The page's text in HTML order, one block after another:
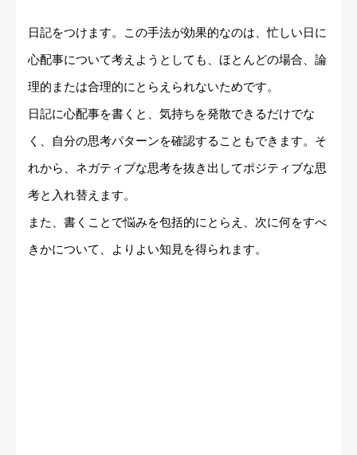
日記をつけます。この手法が効果的なのは、忙しい日に
心配事について考えようとしても、ほとんどの場合、論
理的または合理的にとらえられないためです。
日記に心配事を書くと、気持ちを発散できるだけでな
く、自分の思考パターンを確認することもできます。そ
れから、ネガティブな思考を抜き出してポジティブな思
考と入れ替えます。
また、書くことで悩みを包括的にとらえ、次に何をすべ
きかについて、よりよい知見を得られます。